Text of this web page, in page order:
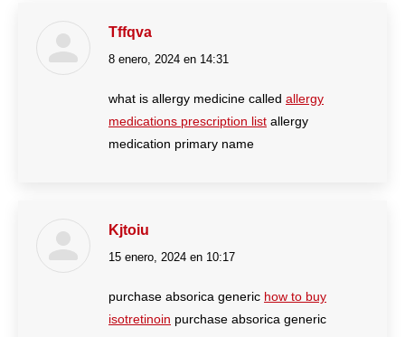
Tffqva
dice:
8 enero, 2024 en 14:31
what is allergy medicine called allergy
medications prescription list allergy
medication primary name
Kjtoiu
dice:
15 enero, 2024 en 10:17
purchase absorica generic how to buy
isotretinoin purchase absorica generic